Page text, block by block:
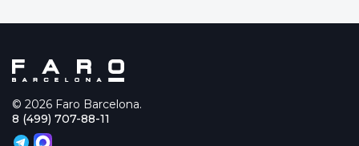
© 2026 Faro Barcelona.
8 (499) 707-88-11